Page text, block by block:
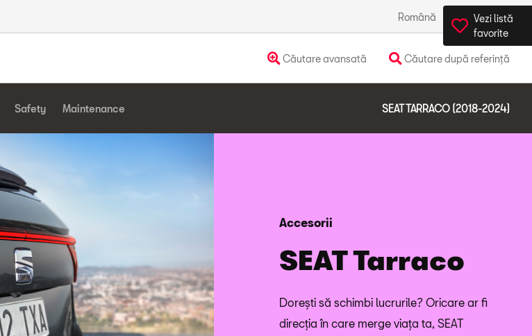
Română România
Căutare avansată Căutare după referință
Vezi listă
favorite
Safety Maintenance SEAT TARRACO (2018-2024)
Accesorii
SEAT Tarraco
Dorești să schimbi lucrurile? Oricare ar fi
direcția în care merge viața ta, SEAT